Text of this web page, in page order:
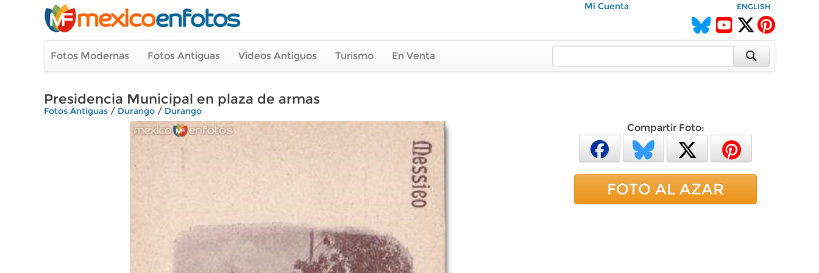
Mi Cuenta ENGLISH
Fotos Modernas Fotos Antiguas Videos Antiguos Turismo En Venta
Presidencia Municipal en plaza de armas
Fotos Antiguas / Durango / Durango
Compartir Foto:
FOTO AL AZAR